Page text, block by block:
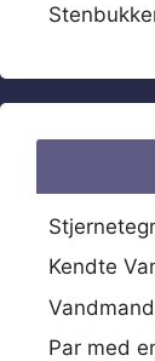
Kendte
Par med